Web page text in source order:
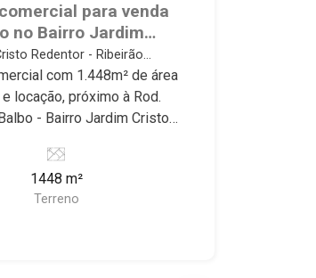
para venda
no Bairro Jardim
próximo à
Balbo - Ribeirão
Redentor - Ribeirão
com 1.448m² de área
locação, próximo à Rod.
- Bairro Jardim Cristo
deste imóvel que a
selecionou para
1448 m²
Terreno